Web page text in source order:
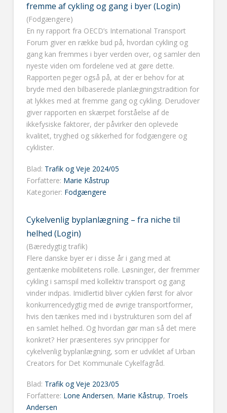
fremme af cykling og gang i byer (Login)
(Fodgængere)
En ny rapport fra OECD’s International Transport
Forum giver en række bud på, hvordan cykling og
gang kan fremmes i byer verden over, og samler den
nyeste viden om fordelene ved at gøre dette.
Rapporten peger også på, at der er behov for at
bryde med den bilbaserede planlægningstradition for
at lykkes med at fremme gang og cykling. Derudover
giver rapporten en skærpet forståelse af de
ikkefysiske faktorer, der påvirker den oplevede
kvalitet, tryghed og sikkerhed for fodgængere og
cyklister.
Blad: Trafik og Veje 2024/05
Forfattere: Marie Kåstrup
Kategorier: Fodgængere
Cykelvenlig byplanlægning – fra niche til
helhed (Login)
(Bæredygtig trafik)
Flere danske byer er i disse år i gang med at
gentænke mobilitetens rolle. Løsninger, der fremmer
cykling i samspil med kollektiv transport og gang
vinder indpas. Imidlertid bliver cyklen først for alvor
konkurrencedygtig med de øvrige transportformer,
hvis den tænkes med ind i bystrukturen som del af
en samlet helhed. Og hvordan gør man så det mere
konkret? Her præsenteres syv principper for
cykelvenlig byplanlægning, som er udviklet af Urban
Creators for Det Kommunale Cykelfagråd.
Blad: Trafik og Veje 2023/05
Forfattere: Lone Andersen, Marie Kåstrup, Troels
Andersen